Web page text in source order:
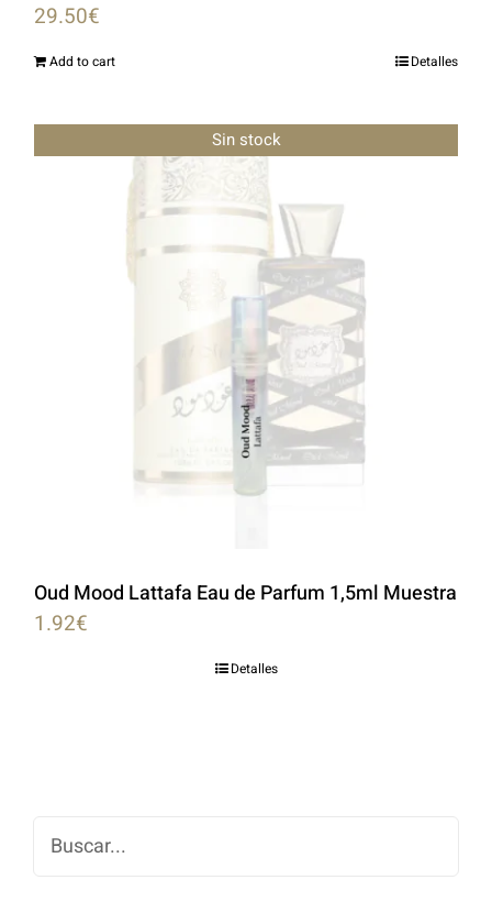
29.50€
Add to cart Detalles
Sin stock
Oud Mood Lattafa Eau de Parfum 1,5ml Muestra
1.92€
Detalles
Buscar